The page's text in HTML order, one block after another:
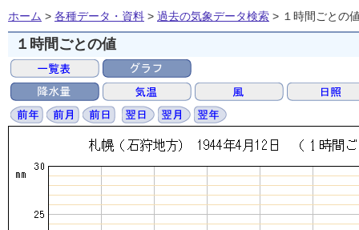
ホーム > 各種データ・資料 > 過去の気象データ検索 > １時間ごとの
１時間ごとの値